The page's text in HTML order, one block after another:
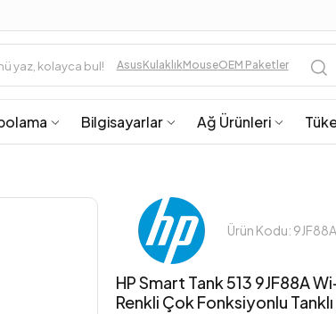
AsusKulaklıkMouseOEM Paketler
Bilgisayarlar Ağ Ürünleri
Ürün Kodu: 9JF88A
HP Smart Tank 513 9JF88A
Renkli Çok Fonksiyonlu